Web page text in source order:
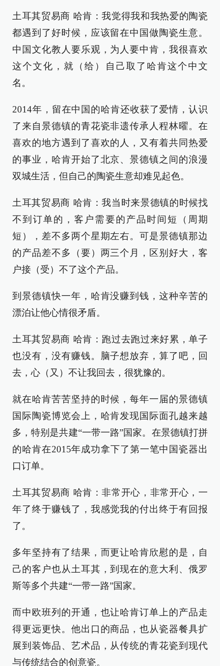
土耳其贸易商 哈肯：我觉得我和我热爱的陶瓷
都遇到了好时候，应该留在中国做陶瓷生意。
中国文化教人要乐观，为人要中肯，我很喜欢
这个文化，就（给）自己取了哈肯这个中文
名。
2014年，留在中国的哈肯还收获了爱情，认识
了来自景德镇的青花瓷非遗传承人程林曜。在
喜欢的地方遇到了喜欢的人，又有着共同热爱
的事业，哈肯开始了北京、景德镇之间的浪漫
双城生活，但自己的陶瓷生意却难见起色。
土耳其贸易商 哈肯：我当时来景德镇的时候找
不到订单的，客户需要的产品时间短（周期
短），差不多两个星期左右。可是景德镇那边
的产品差不多（要）两三个月，区别好大，客
户接（受）不了这个产品。
到景德镇快一年，哈肯没赚到钱，这种辛苦的
漂泊让他心情很矛盾。
土耳其贸易商 哈肯：跑过去跑过来好累，单子
也没有，没有赚钱。脑子想放弃，算了吧，回
去，心（又）不让我回去，很犹豫的。
就在哈肯苦苦坚持的时候，每年一届的景德镇
国际陶瓷博览会上，哈肯发现国际面孔越来越
多，特别是共建“一带一路”国家。在景德镇打拼
的哈肯在2015年成功拿下了第一笔中国瓷器出
口订单。
土耳其贸易商 哈肯：非常开心，非常开心，一
年了终于赚钱了，我感觉我的付出终于有回报
了。
多年坚持有了结果，而更让哈肯欣慰的是，自
己的客户也从土耳其，到现在的意大利、俄罗
斯等多个共建“一带一路”国家。
而中欧班列的开通，也让哈肯订单上的产品走
得更远更快。他出口的商品，也从瓷器餐具扩
展到装饰品、艺术品，从传统的青花瓷到现代
与传统结合的创意瓷。